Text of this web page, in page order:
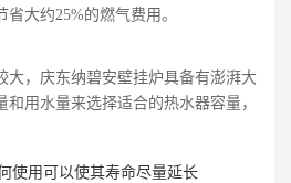
大约25%的燃气费用。
大，庆东纳碧安壁挂炉具备有澎湃大
用水量来选择适合的热水器容量，
使用可以使其寿命尽量延长